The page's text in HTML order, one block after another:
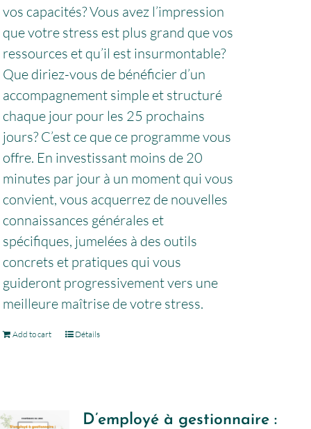
vos capacités? Vous avez l’impression
que votre stress est plus grand que vos
ressources et qu’il est insurmontable?
Que diriez-vous de bénéficier d’un
accompagnement simple et structuré
chaque jour pour les 25 prochains
jours? C’est ce que ce programme vous
offre. En investissant moins de 20
minutes par jour à un moment qui vous
convient, vous acquerrez de nouvelles
connaissances générales et
spécifiques, jumelées à des outils
concrets et pratiques qui vous
guideront progressivement vers une
meilleure maîtrise de votre stress.
Add to cart Détails
D’employé à gestionnaire :